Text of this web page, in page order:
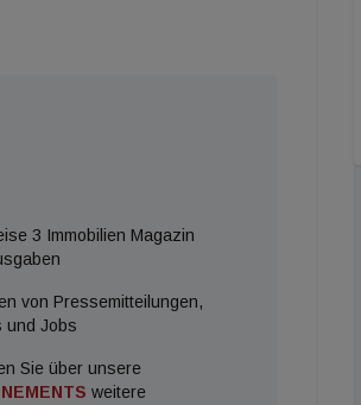
3 Immobilien Magazin
von Pressemitteilungen,
und Jobs
Sie über unsere
weitere